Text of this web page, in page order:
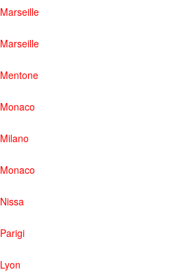
Marseille
Marseille
Mentone
Monaco
Milano
Monaco
Nissa
Parigi
Lyon